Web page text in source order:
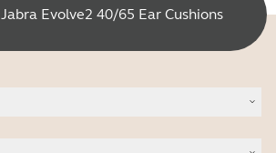
Jabra Evolve2 40/65 Ear Cushions